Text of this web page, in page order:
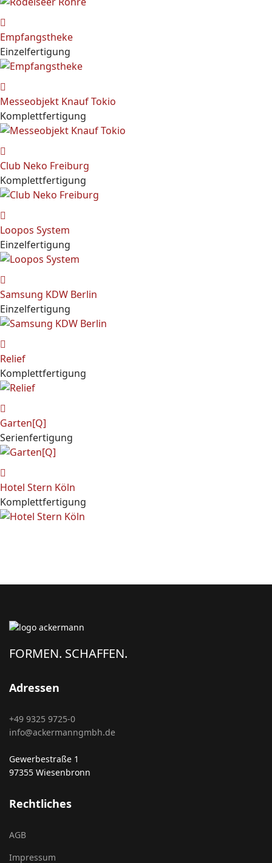
Empfangstheke
Einzelfertigung
Messeobjekt Knauf Tokio
Komplettfertigung
Club Neko Freiburg
Komplettfertigung
Loopos System
Einzelfertigung
Samsung KDW Berlin
Einzelfertigung
Relief
Komplettfertigung
Garten[Q]
Serienfertigung
Hotel Stern Köln
Komplettfertigung
FORMEN. SCHAFFEN.
Adressen
+49 9325 9725-0
info@ackermanngmbh.de
Gewerbestraße 1
97355 Wiesenbronn
Rechtliches
AGB
Impressum